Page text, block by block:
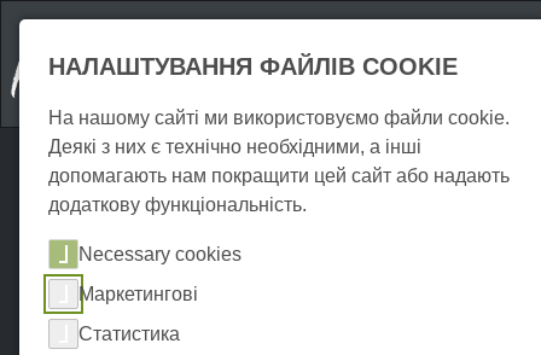
НАЛАШТУВАННЯ ФАЙЛІВ COOKIE
На нашому сайті ми використовуємо файли cookie.
Деякі з них є технічно необхідними, а інші
допомагають нам покращити цей сайт або надають
додаткову функціональність.
Necessary cookies
Маркетингові
Статистика